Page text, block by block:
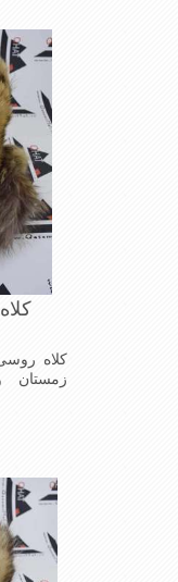
باشدبه
سرد
گرم نگاه
کلاه
زمستان
تهیه
باشدبه
سرد
گرم نگاه